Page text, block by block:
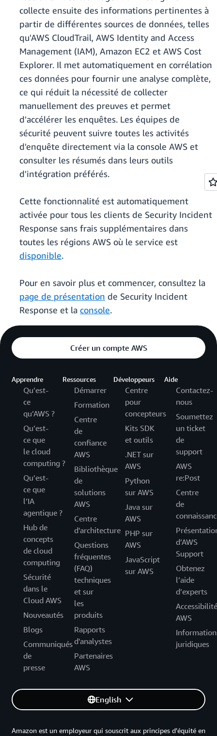
collecte ensuite des informations pertinentes à
partir de différentes sources de données, telles
qu'AWS CloudTrail, AWS Identity and Access
Management (IAM), Amazon EC2 et AWS Cost
Explorer. Il met automatiquement en corrélation
ces données pour fournir une analyse complète,
ce qui réduit la nécessité de collecter
manuellement des preuves et permet
d'accélérer les enquêtes. Les équipes de
sécurité peuvent suivre toutes les activités
d'enquête directement via la console AWS et
consulter les résumés dans leurs outils
d'intégration préférés.
Cette fonctionnalité est automatiquement
activée pour tous les clients de Security Incident
Response sans frais supplémentaires dans
toutes les régions AWS où le service est
disponible.
Pour en savoir plus et commencer, consultez la
page de présentation de Security Incident
Response et la console.
Créer un compte AWS
Apprendre
Qu’est-
ce
qu’AWS ?
Qu’est-
ce que
le cloud
computing ?
Qu’est-
ce que
l’IA
agentique ?
Hub de
concepts
de cloud
computing
Sécurité
dans le
Cloud AWS
Nouveautés
Blogs
Communiqués
de
presse
Ressources
Démarrer
Formation
Centre
de
confiance
AWS
Bibliothèque
de
solutions
AWS
Centre
d'architecture
Questions
fréquentes
(FAQ)
techniques
et sur
les
produits
Rapports
d'analystes
Partenaires
AWS
Développeurs
Centre
pour
concepteurs
Kits SDK
et outils
.NET sur
AWS
Python
sur AWS
Java sur
AWS
PHP sur
AWS
JavaScript
sur AWS
Aide
Contactez-
nous
Soumettez
un ticket
de
support
AWS
re:Post
Centre
de
d’AWS
Support
Obtenez
l’aide
d’experts
Accessibilité
AWS
juridiques
English
Amazon est un employeur qui souscrit aux principes d’équité en